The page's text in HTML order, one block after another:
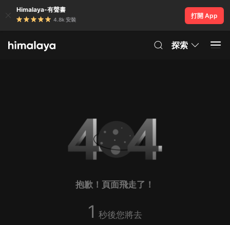
Himalaya-有聲書
4.8k 安裝
打開 App
探索
抱歉！頁面飛走了！
1 秒後您將去